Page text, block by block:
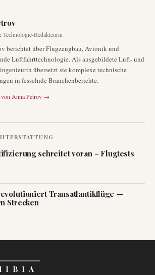
Redakteurin
berichtet über Flugzeugbau, Avionik und
Luftfahrttechnologie. Als ausgebildete Luft- und
übersetzt sie komplexe technische
in fesselnde Branchenberichte.
Anna Petrov →
schreitet voran – Flugtests
Transatlantikflüge —
Strecken